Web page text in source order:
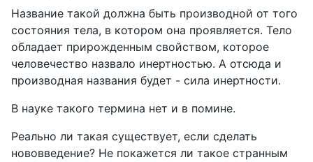
Название такой должна быть производной от того
состояния тела, в котором она проявляется. Тело
обладает прирожденным свойством, которое
человечество назвало инертностью. А отсюда и
производная названия будет - сила инертности.
В науке такого термина нет и в помине.
Реально ли такая существует, если сделать
нововведение? Не покажется ли такое странным